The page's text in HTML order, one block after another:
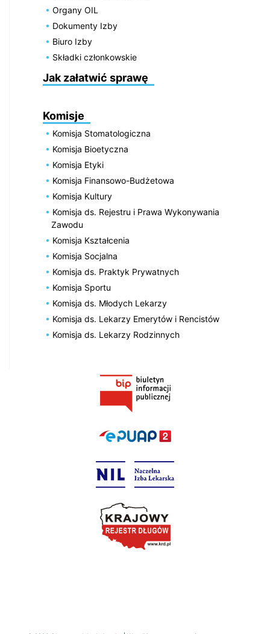
Organy OIL
Dokumenty Izby
Biuro Izby
Składki członkowskie
Jak załatwić sprawę
Komisje
Komisja Stomatologiczna
Komisja Bioetyczna
Komisja Etyki
Komisja Finansowo-Budżetowa
Komisja Kultury
Komisja ds. Rejestru i Prawa Wykonywania
Zawodu
Komisja Kształcenia
Komisja Socjalna
Komisja ds. Praktyk Prywatnych
Komisja Sportu
Komisja ds. Młodych Lekarzy
Komisja ds. Lekarzy Emerytów i Rencistów
Komisja ds. Lekarzy Rodzinnych